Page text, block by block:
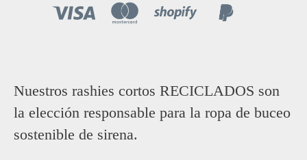
NUEVO
Nuestros rashies cortos RECICLADOS son
la elección responsable para la ropa de buceo
sostenible de sirena.